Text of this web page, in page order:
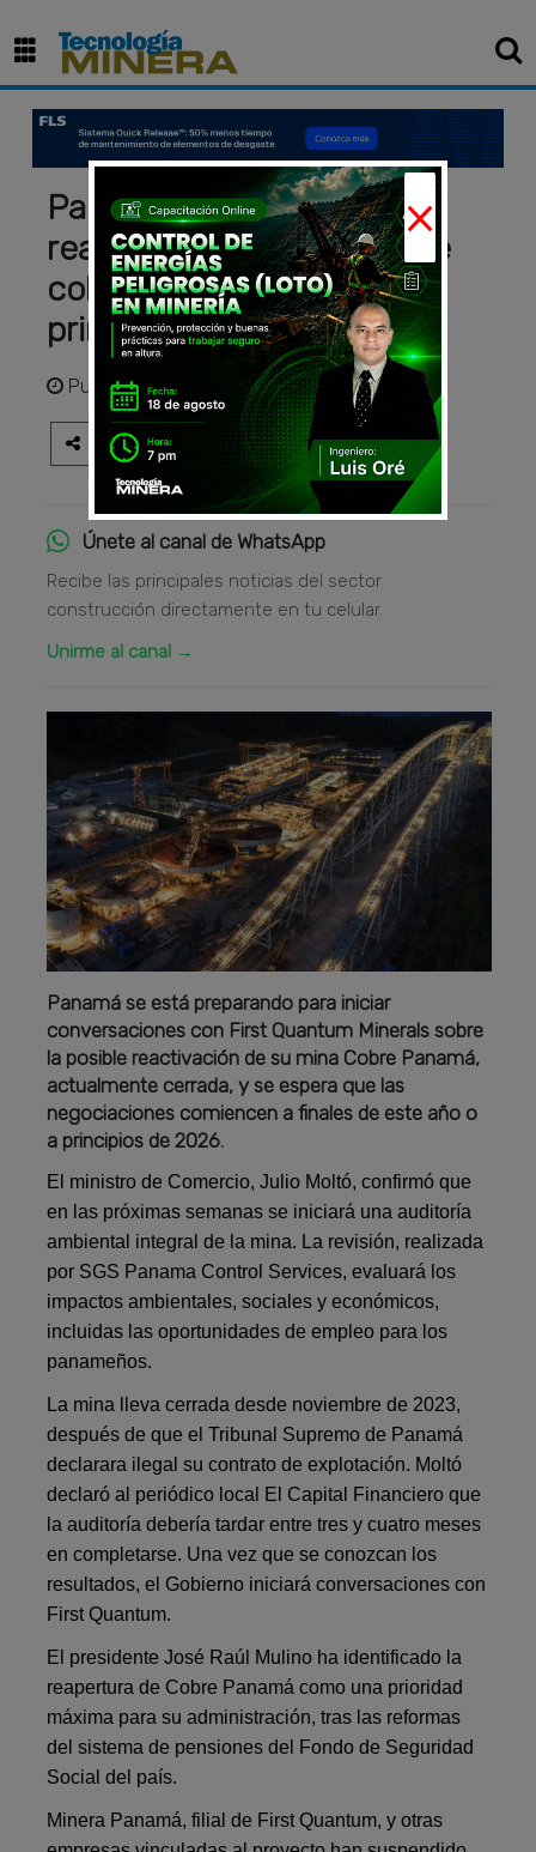
Panamá: Evalúan
reanudación de la mina de
cobre First Quantum a
principios de 2026
Publicadohace 10 meses
Únete al canal de WhatsApp
Recibe las principales noticias del sector
construcción directamente en tu celular.
Unirme al canal →
Panamá se está preparando para iniciar
conversaciones con First Quantum Minerals sobre
la posible reactivación de su mina Cobre Panamá,
actualmente cerrada, y se espera que las
negociaciones comiencen a finales de este año o
a principios de 2026.
El ministro de Comercio, Julio Moltó, confirmó que
en las próximas semanas se iniciará una auditoría
ambiental integral de la mina. La revisión, realizada
por SGS Panama Control Services, evaluará los
impactos ambientales, sociales y económicos,
incluidas las oportunidades de empleo para los
panameños.
La mina lleva cerrada desde noviembre de 2023,
después de que el Tribunal Supremo de Panamá
declarara ilegal su contrato de explotación. Moltó
declaró al periódico local El Capital Financiero que
la auditoría debería tardar entre tres y cuatro meses
en completarse. Una vez que se conozcan los
resultados, el Gobierno iniciará conversaciones con
First Quantum.
El presidente José Raúl Mulino ha identificado la
reapertura de Cobre Panamá como una prioridad
máxima para su administración, tras las reformas
del sistema de pensiones del Fondo de Seguridad
Social del país.
Minera Panamá, filial de First Quantum, y otras
×